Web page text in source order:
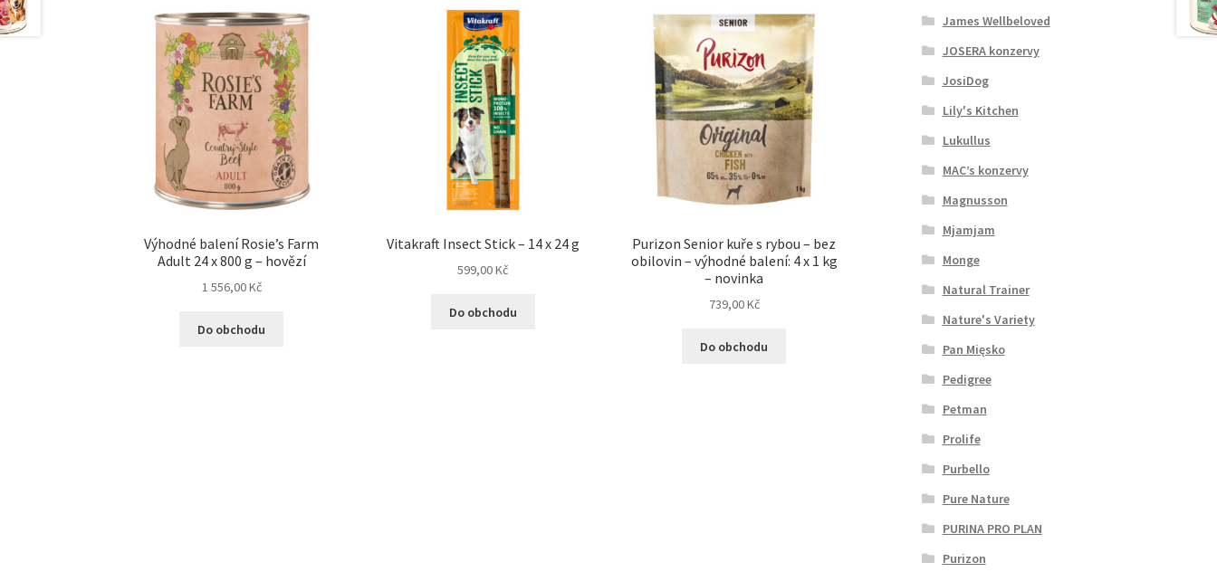
Výhodné balení Rosie’s Farm
Adult 24 x 800 g – hovězí
1 556,00Kč
Do obchodu
Vitakraft Insect Stick – 14 x 24 g
599,00Kč
Do obchodu
Purizon Senior kuře s rybou – bez
obilovin – výhodné balení: 4 x 1 kg
– novinka
739,00Kč
Do obchodu
James Wellbeloved
JOSERA konzervy
JosiDog
Lily's Kitchen
Lukullus
MAC’s konzervy
Magnusson
Mjamjam
Monge
Natural Trainer
Nature's Variety
Pan Mięsko
Pedigree
Petman
Prolife
Purbello
Pure Nature
PURINA PRO PLAN
Purizon